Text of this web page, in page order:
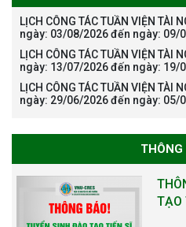
LỊCH CÔNG TÁC TUẦN VIỆN TÀI
ngày: 03/08/2026 đến ngày: 09/
LỊCH CÔNG TÁC TUẦN VIỆN TÀI
ngày: 13/07/2026 đến ngày: 19/
LỊCH CÔNG TÁC TUẦN VIỆN TÀI
ngày: 29/06/2026 đến ngày: 05/
THÔNG
TẠO